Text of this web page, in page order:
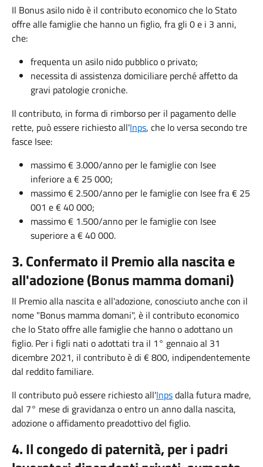
Il Bonus asilo nido è il contributo economico che lo Stato
offre alle famiglie che hanno un figlio, fra gli 0 e i 3 anni,
che:
frequenta un asilo nido pubblico o privato;
necessita di assistenza domiciliare perché affetto da
gravi patologie croniche.
Il contributo, in forma di rimborso per il pagamento delle
rette, può essere richiesto all'Inps, che lo versa secondo tre
fasce Isee:
massimo € 3.000/anno per le famiglie con Isee
inferiore a € 25 000;
massimo € 2.500/anno per le famiglie con Isee fra € 25
001 e € 40 000;
massimo € 1.500/anno per le famiglie con Isee
superiore a € 40 000.
3. Confermato il Premio alla nascita e
all'adozione (Bonus mamma domani)
Il Premio alla nascita e all'adozione, conosciuto anche con il
nome "Bonus mamma domani", è il contributo economico
che lo Stato offre alle famiglie che hanno o adottano un
figlio. Per i figli nati o adottati tra il 1° gennaio al 31
dicembre 2021, il contributo è di € 800, indipendentemente
dal reddito familiare.
Il contributo può essere richiesto all'Inpsdalla futura madre,
dal 7° mese di gravidanza o entro un anno dalla nascita,
adozione o affidamento preadottivo del figlio.
4. Il congedo di paternità, per i padri